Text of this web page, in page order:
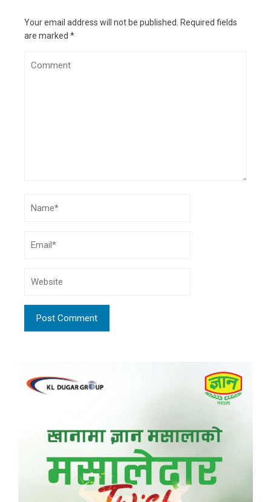
Your email address will not be published.
Required fields
are marked *